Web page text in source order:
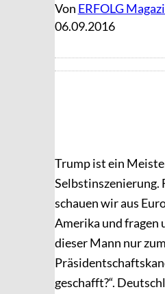
Von ERFOLG
06.09.2016
Trump ist ein
Selbstinszenierung.
schauen wir aus
Amerika und fragen
dieser Mann nur zum
geschafft?“.